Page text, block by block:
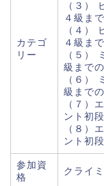
カテゴ
リー
（３）
４級ま
（４）
４級ま
（５）
級まで
（６）
級まで
（７）
ント初
（８）
ント初
参加資
格
クライ